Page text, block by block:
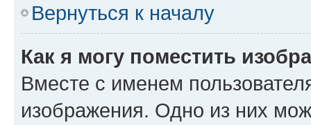
Вернуться к началу
Как я могу поместить
Вместе с именем
изображения. Одно из них